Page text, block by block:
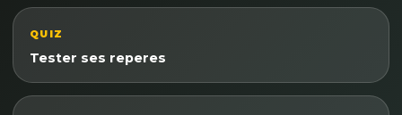
QUIZ
Tester ses reperes